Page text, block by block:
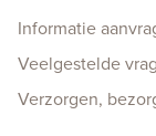
Informatie
Veelgestelde
Verzorgen,